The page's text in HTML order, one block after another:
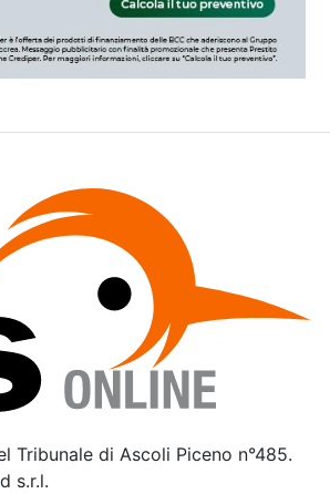
Tribunale di Ascoli Piceno n°485.
s.r.l.